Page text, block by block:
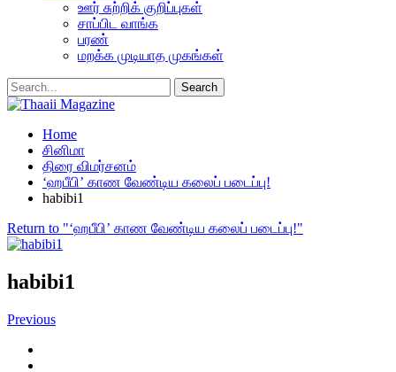
ஊர் சுற்றிக் குறிப்புகள்
சாப்பிட வாங்க
பரண்
மறக்க முடியாத முகங்கள்
Home
சினிமா
திரை விமர்சனம்
‘ஹபீபி’ காண வேண்டிய கலைப் படைப்பு!
habibi1
Return to "‘ஹபீபி’ காண வேண்டிய கலைப் படைப்பு!"
habibi1
Previous